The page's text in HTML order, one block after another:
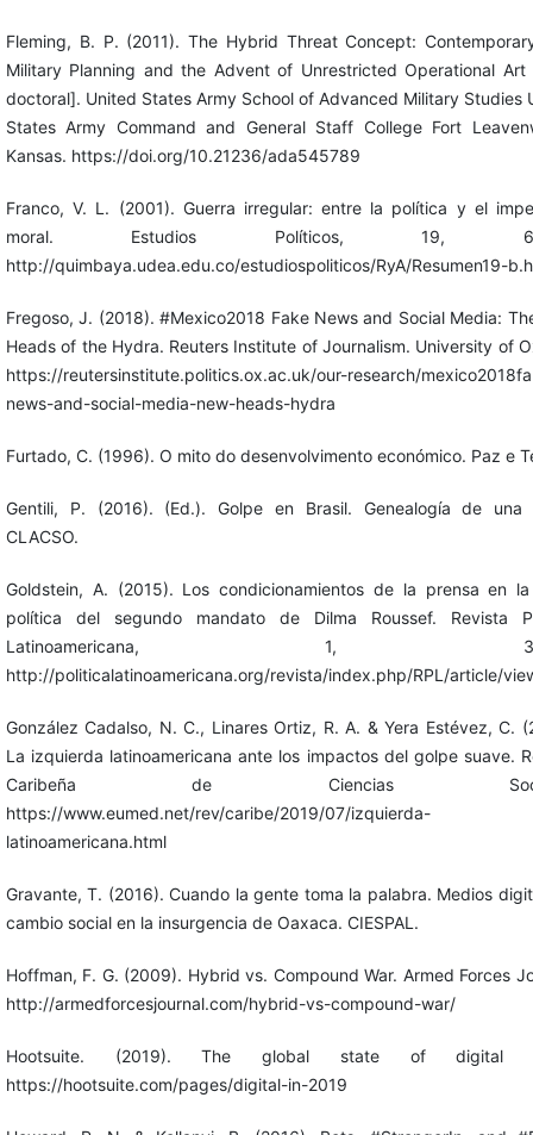
Fleming, B. P. (2011). The Hybrid Threat Concept:
Military Planning and the Advent of Unrestricted Operational Art
doctoral]. United States Army School of Advanced Military Studies
States Army Command and General Staff College Fort
Kansas. https://doi.org/10.21236/ada545789
Franco, V. L. (2001). Guerra irregular: entre la política y el
moral. Estudios Políticos, 19, 64-
http://quimbaya.udea.edu.co/estudiospoliticos/RyA/Resumen19-
Fregoso, J. (2018). #Mexico2018 Fake News and Social Media:
Heads of the Hydra. Reuters Institute of Journalism. University of
https://reutersinstitute.politics.ox.ac.uk/our-research/
news-and-social-media-new-heads-hydra
Furtado, C. (1996). O mito do desenvolvimento económico. Paz e
Gentili, P. (2016). (Ed.). Golpe en Brasil. Genealogía de una
CLACSO.
Goldstein, A. (2015). Los condicionamientos de la prensa en
política del segundo mandato de Dilma Roussef. Revista
Latinoamericana, 1, 36-
http://politicalatinoamericana.org/revista/index.php/RPL/article/
González Cadalso, N. C., Linares Ortiz, R. A. & Yera Estévez, C.
La izquierda latinoamericana ante los impactos del golpe suave.
Caribeña de Ciencias
https://www.eumed.net/rev/caribe/2019/07/izquierda-
latinoamericana.html
Gravante, T. (2016). Cuando la gente toma la palabra. Medios
cambio social en la insurgencia de Oaxaca. CIESPAL.
Hoffman, F. G. (2009). Hybrid vs. Compound War. Armed Forces
http://armedforcesjournal.com/hybrid-vs-compound-war/
Hootsuite. (2019). The global state of digital
https://hootsuite.com/pages/digital-in-2019